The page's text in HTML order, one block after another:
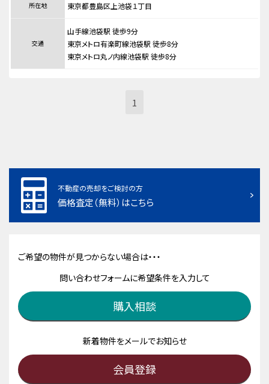
所在地 東京都豊島区上池袋１丁目
交通
山手線池袋駅 徒歩9分
東京メトロ有楽町線池袋駅 徒歩8分
東京メトロ丸ノ内線池袋駅 徒歩8分
1
不動産の売却をご検討の方
価格査定（無料）はこちら
ご希望の物件が見つからない場合は・・・
問い合わせフォームに希望条件を入力して
購入相談
新着物件をメールでお知らせ
会員登録